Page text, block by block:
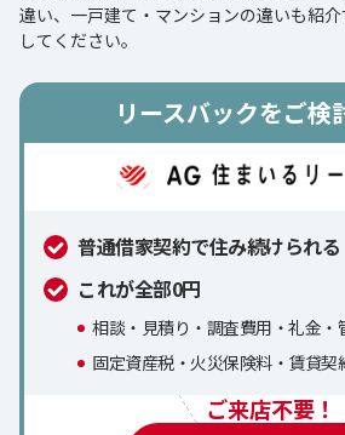
違い、一戸建て・マンションの違いも紹
してください。
リースバックをご検
普通借家契約で住み続けられる
これが全部0円
相談・見積り・調査費用・礼金・
固定資産税・火災保険料・賃貸契
ご来店不要！